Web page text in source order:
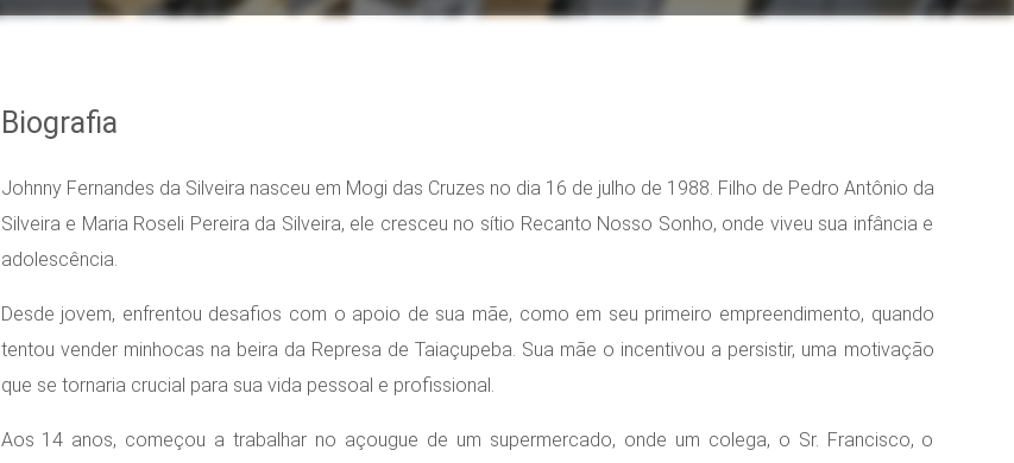
Biografia
Johnny Fernandes da Silveira nasceu em Mogi das Cruzes no dia 16 de julho de 1988. Filho de Pedro Antônio da
Silveira e Maria Roseli Pereira da Silveira, ele cresceu no sítio Recanto Nosso Sonho, onde viveu sua infância e
adolescência.
Desde jovem, enfrentou desafios com o apoio de sua mãe, como em seu primeiro empreendimento, quando
tentou vender minhocas na beira da Represa de Taiaçupeba. Sua mãe o incentivou a persistir, uma motivação
que se tornaria crucial para sua vida pessoal e profissional.
Aos 14 anos, começou a trabalhar no açougue de um supermercado, onde um colega, o Sr. Francisco, o